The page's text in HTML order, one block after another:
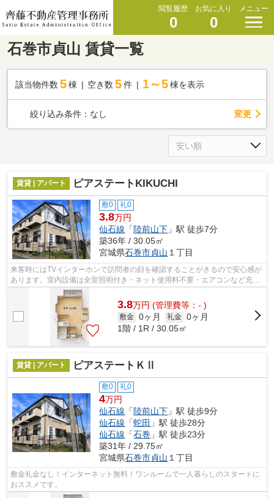
閲覧履歴
0
お気に入り
0
メニュー
石巻市貞山 賃貸一覧
該当物件数 5棟 空き数 5 件 1～5 棟を表示
絞り込み条件： なし 変更
賃貸 | アパート ピアステートKIKUCHI
敷0 礼0
3.8万円
仙石線 「陸前山下 」駅 徒歩7分
築36年 / 30.05㎡
宮城県石巻市貞山 １丁目
来客時にはTVインターホンで訪問者の顔を確認することがきるので安心感が
あります。室内設備は全室照明付き・ネット使用料不要・エアコンなど充実
した設備を備え付けています。こちら...
3.8万円 (管理費等：- )
敷金 0ヶ月 礼金 0ヶ月
1階 / 1R / 30.05㎡
賃貸 | アパート ピアステートＫⅡ
敷0 礼0
4万円
仙石線 「陸前山下 」駅 徒歩9分
仙石線 「蛇田 」駅 徒歩28分
仙石線 「石巻 」駅 徒歩23分
築31年 / 29.75㎡
宮城県石巻市貞山 １丁目
敷金礼金なし！インターネット無料！ワンルームで一人暮らしのスタートに
おススメです。